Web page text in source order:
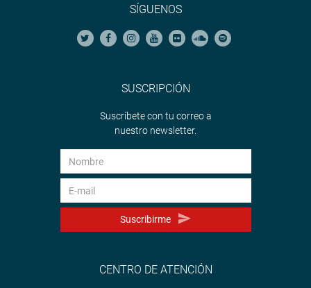
SÍGUENOS
SUSCRIPCIÓN
Suscríbete con tu correo a
nuestro newsletter.
Suscribirme
CENTRO DE ATENCIÓN